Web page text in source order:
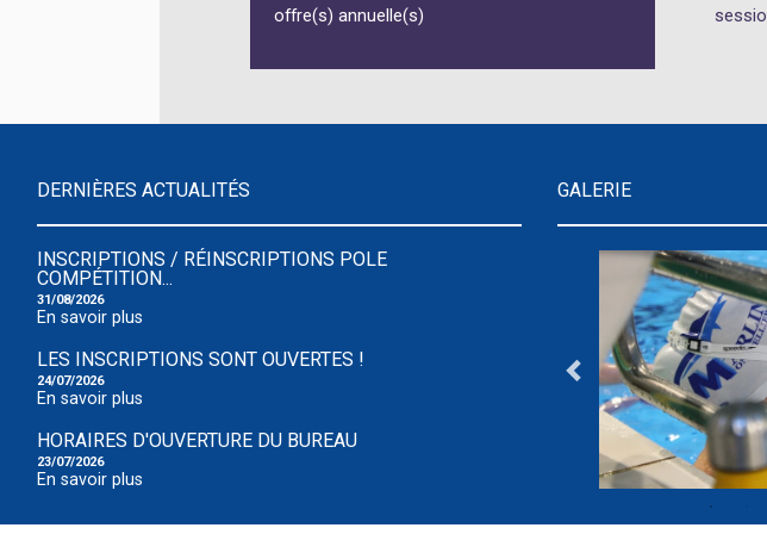
offre(s) annuelle(s)
DERNIÈRES ACTUALITÉS
INSCRIPTIONS / RÉINSCRIPTIONS POLE
COMPÉTITION...
31/08/2026
En savoir plus
LES INSCRIPTIONS SONT OUVERTES !
24/07/2026
En savoir plus
HORAIRES D'OUVERTURE DU BUREAU
23/07/2026
En savoir plus
GALERIE